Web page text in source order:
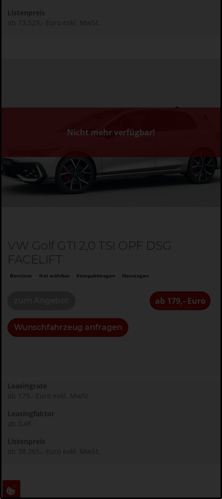
Listenpreis
ab 73.529,- Euro exkl. MwSt.
Nicht mehr verfügbar!
VW Golf GTI 2,0 TSI OPF DSG
FACELIFT
Benziner frei wählbar Kompaktwagen Neuwagen
ab 179,- Euro
Wunschfahrzeug anfragen
Leasingrate
ab 179,- Euro exkl. MwSt.
Leasingfaktor
ab 0,48
Listenpreis
ab 38.365,- Euro exkl. MwSt.